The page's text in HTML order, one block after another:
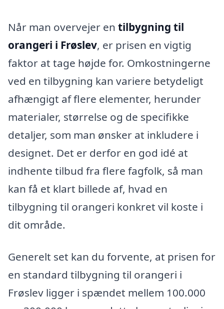
Når man overvejer en tilbygning til
orangeri i Frøslev, er prisen en vigtig
faktor at tage højde for. Omkostningerne
ved en tilbygning kan variere betydeligt
afhængigt af flere elementer, herunder
materialer, størrelse og de specifikke
detaljer, som man ønsker at inkludere i
designet. Det er derfor en god idé at
indhente tilbud fra flere fagfolk, så man
kan få et klart billede af, hvad en
tilbygning til orangeri konkret vil koste i
dit område.
Generelt set kan du forvente, at prisen for
en standard tilbygning til orangeri i
Frøslev ligger i spændet mellem 100.000